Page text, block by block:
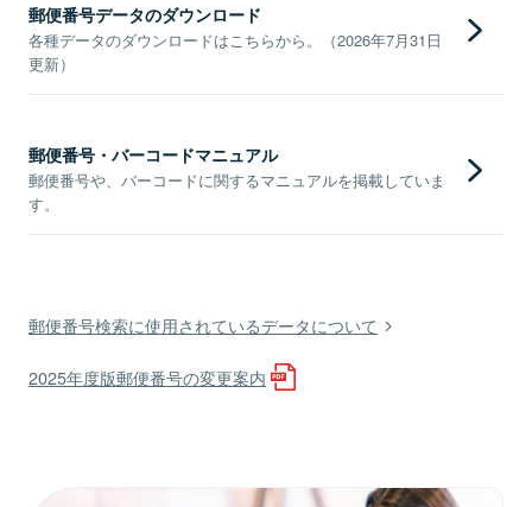
郵便番号データのダウンロード
各種データのダウンロードはこちらから。（2026年7月31日
更新）
郵便番号・バーコードマニュアル
郵便番号や、バーコードに関するマニュアルを掲載していま
す。
郵便番号検索に使用されているデータについて
2025年度版郵便番号の変更案内